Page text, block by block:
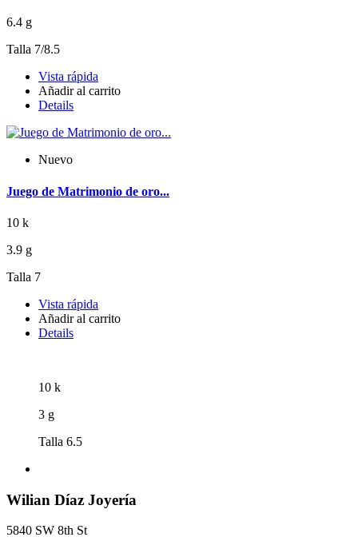
6.4 g
Talla 7/8.5
Vista rápida
Añadir al carrito
Details
Nuevo
Juego de Matrimonio de oro...
10 k
3.9 g
Talla 7
Vista rápida
Añadir al carrito
Details
10 k
3 g
Talla 6.5
Wilian Díaz Joyería
5840 SW 8th St